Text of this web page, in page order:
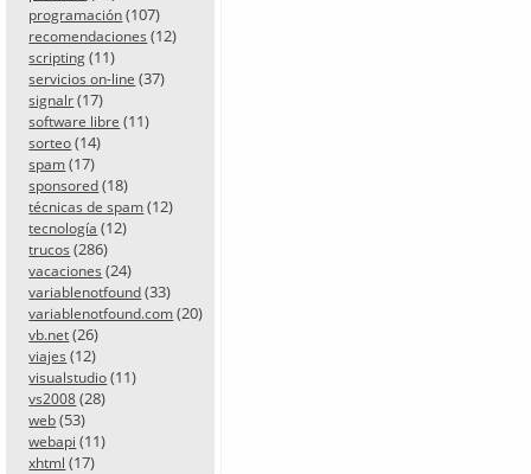
programación (107)
recomendaciones (12)
scripting (11)
servicios on-line (37)
signalr (17)
software libre (11)
sorteo (14)
spam (17)
sponsored (18)
técnicas de spam (12)
tecnología (12)
trucos (286)
vacaciones (24)
variablenotfound (33)
variablenotfound.com (20)
vb.net (26)
viajes (12)
visualstudio (11)
vs2008 (28)
web (53)
webapi (11)
xhtml (17)